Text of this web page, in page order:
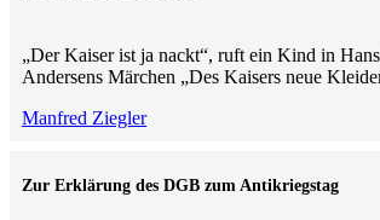
„Der Kaiser ist ja nackt“, ruft ein Kind in
Andersens Märchen „Des Kaisers neue
Manfred Ziegler
Zur Erklärung des DGB zum Antikriegstag